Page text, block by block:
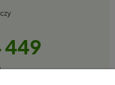
449